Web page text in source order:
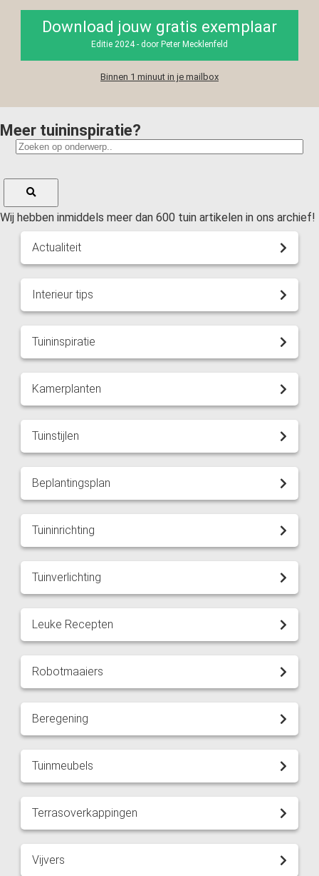
Download jouw gratis exemplaar
Editie 2024 - door Peter Mecklenfeld
Binnen 1 minuut in je mailbox
Meer tuininspiratie?
Wij hebben inmiddels meer dan 600 tuin artikelen in ons archief!
Actualiteit
Interieur tips
Tuininspiratie
Kamerplanten
Tuinstijlen
Beplantingsplan
Tuininrichting
Tuinverlichting
Leuke Recepten
Robotmaaiers
Beregening
Tuinmeubels
Terrasoverkappingen
Vijvers